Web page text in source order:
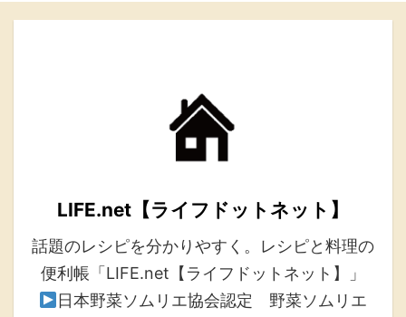
LIFE.net【ライフドットネット】
話題のレシピを分かりやすく。レシピと料理の
便利帳「LIFE.net【ライフドットネット】」
日本野菜ソムリエ協会認定 野菜ソムリエ